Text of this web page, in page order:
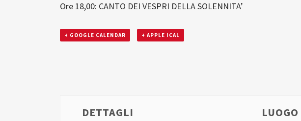
Ore 18,00: CANTO DEI VESPRI DELLA SOLENNITA’
+ GOOGLE CALENDAR + APPLE ICAL
DETTAGLI LUOGO